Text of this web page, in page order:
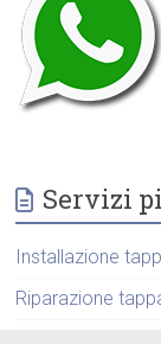
Servizi
Installazione
Riparazione